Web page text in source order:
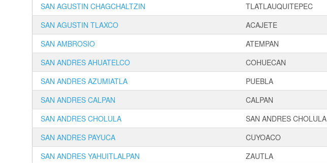
SAN AGUSTIN CHAGCHALTZIN
TLATLAUQUITEPEC
SAN AGUSTIN TLAXCO
ACAJETE
SAN AMBROSIO
ATEMPAN
SAN ANDRES AHUATELCO
COHUECAN
SAN ANDRES AZUMIATLA
PUEBLA
SAN ANDRES CALPAN
CALPAN
SAN ANDRES CHOLULA
SAN ANDRES CHOLULA
SAN ANDRES PAYUCA
CUYOACO
SAN ANDRES YAHUITLALPAN
ZAUTLA